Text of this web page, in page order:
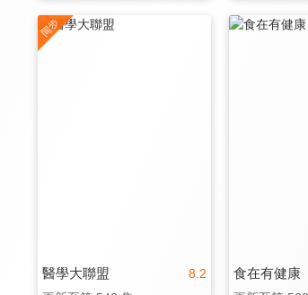
8.2
醫學大聯盟 食在有健康